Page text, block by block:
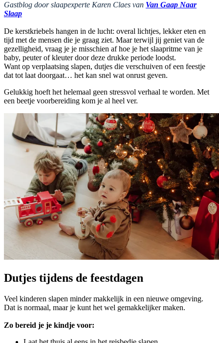
Gastblog door slaapexperte Karen Claes van Van Gaap Naar
Slaap
De kerstkriebels hangen in de lucht: overal lichtjes, lekker eten en
tijd met de mensen die je graag ziet. Maar terwijl jij geniet van de
gezelligheid, vraag je je misschien af hoe je het slaapritme van je
baby, peuter of kleuter door deze drukke periode loodst.
Want op verplaatsing slapen, dutjes die verschuiven of een feestje
dat tot laat doorgaat… het kan snel wat onrust geven.
Gelukkig hoeft het helemaal geen stressvol verhaal te worden. Met
een beetje voorbereiding kom je al heel ver.
Dutjes tijdens de feestdagen
Veel kinderen slapen minder makkelijk in een nieuwe omgeving.
Dat is normaal, maar je kunt het wel gemakkelijker maken.
Zo bereid je je kindje voor: